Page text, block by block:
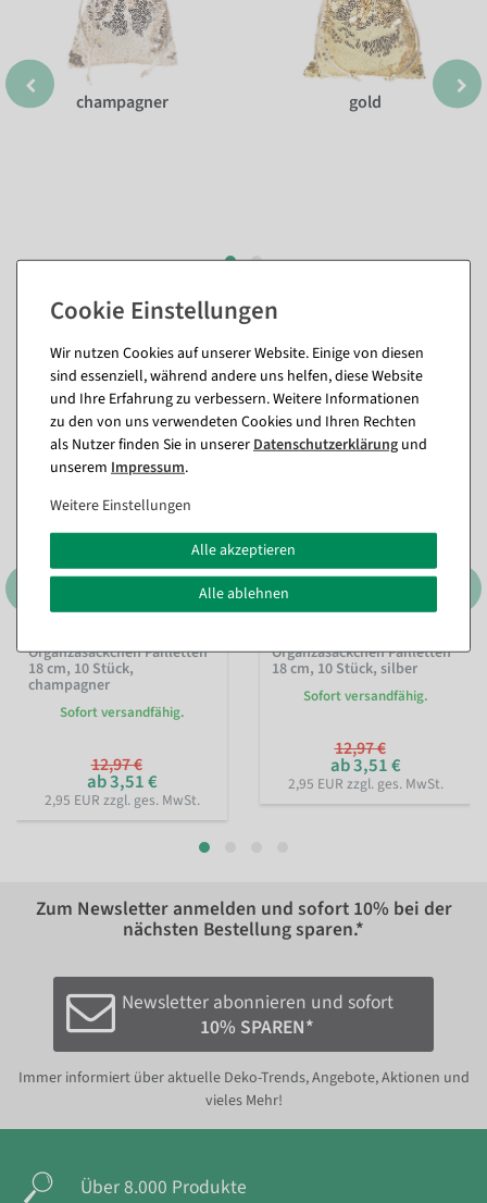
champagner gold
Passende Artikel zu diesem Produkt
(8)
%
Organzasäckchen Pailletten
18 cm, 10 Stück,
champagner
Sofort versandfähig.
12,97 €
ab 3,51 €
2,95 EUR zzgl. ges. MwSt.
Organzasäckchen Pailletten
18 cm, 10 Stück, silber
Sofort versandfähig.
12,97 €
ab 3,51 €
2,95 EUR zzgl. ges. MwSt.
Zum Newsletter anmelden und sofort 10% bei der
nächsten Bestellung sparen.*
Newsletter abonnieren und sofort
10% SPAREN*
Immer informiert über aktuelle Deko-Trends, Angebote, Aktionen und
vieles Mehr!
Über 8.000 Produkte
Wir nutzen Cookies auf unserer Website. Einige von diesen
sind essenziell, während andere uns helfen, diese Website
und Ihre Erfahrung zu verbessern. Weitere Informationen
zu den von uns verwendeten Cookies und Ihren Rechten
als Nutzer finden Sie in unsererDaten­schutz­erklärung und
unserem Impressum.
Weitere Einstellungen
Alle akzeptieren
Alle ablehnen